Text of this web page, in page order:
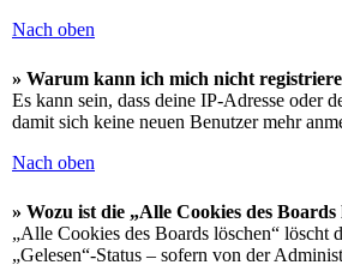
Nach oben
» Warum kann ich mich nicht
Es kann sein, dass deine IP-Adresse oder
damit sich keine neuen Benutzer mehr
Nach oben
» Wozu ist die „Alle Cookies des
„Alle Cookies des Boards löschen“ löscht
„Gelesen“-Status – sofern von der